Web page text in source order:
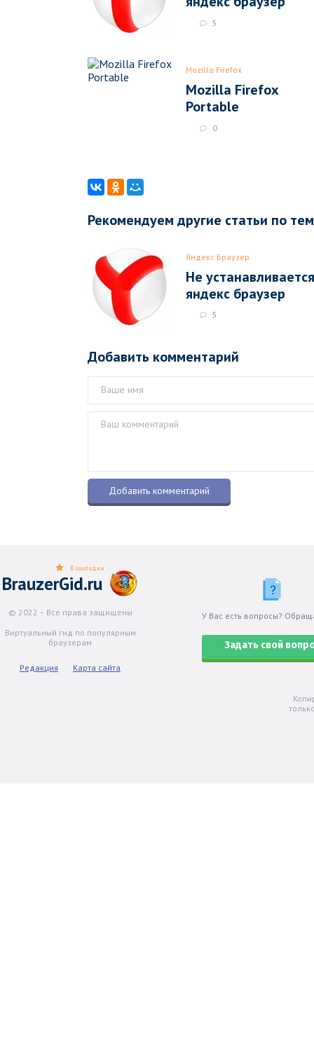
5
Mozilla Firefox
Mozilla Firefox
Portable
0
Рекомендуем другие статьи по
Яндекс Браузер
Не устанавливается
яндекс браузер
5
Добавить комментарий
BrauzerGid.ru
© 2022 – Все права защищены
Виртуальный гид по популярным
браузерам
Редакция Карта сайта
В закладки
У Вас есть вопросы?
Задать свой